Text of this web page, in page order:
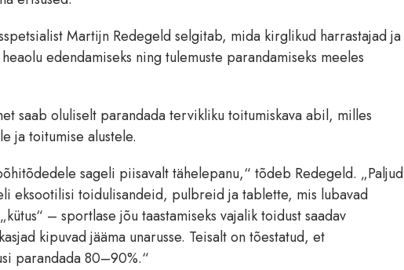
Martijn Redegeld selgitab, mida kirglikud harrastajad ja
edendamiseks ning tulemuste parandamiseks meeles
saab oluliselt parandada tervikliku toitumiskava abil, milles
ja toitumise alustele.
sageli piisavalt tähelepanu,“ tõdeb Redegeld. „Paljud
eksootilisi toidulisandeid, pulbreid ja tablette, mis lubavad
– sportlase jõu taastamiseks vajalik toidust saadav
kipuvad jääma unarusse. Teisalt on tõestatud, et
parandada 80–90%.“